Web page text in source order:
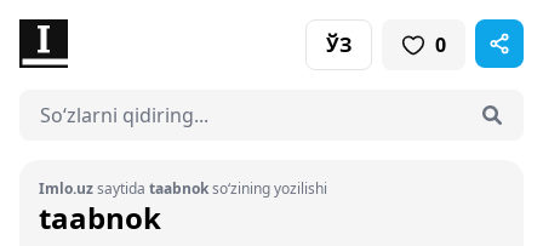
ЎЗ 0
Imlo.uzsaytida taabnokso‘zining yozilishi
taabnok